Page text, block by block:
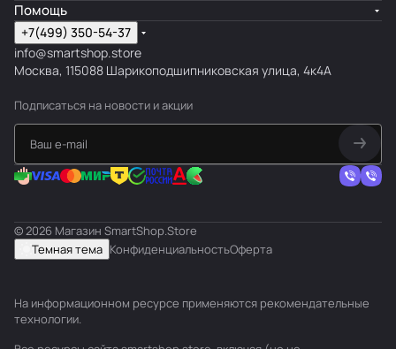
Помощь
+7(499) 350-54-37
info@smartshop.store
Москва, 115088 Шарикоподшипниковская улица, 4к4А
Подписаться на новости и акции
© 2026 Магазин SmartShop.Store
Темная тема КонфиденциальностьОферта
На информационном ресурсе применяются рекомендательные
технологии.